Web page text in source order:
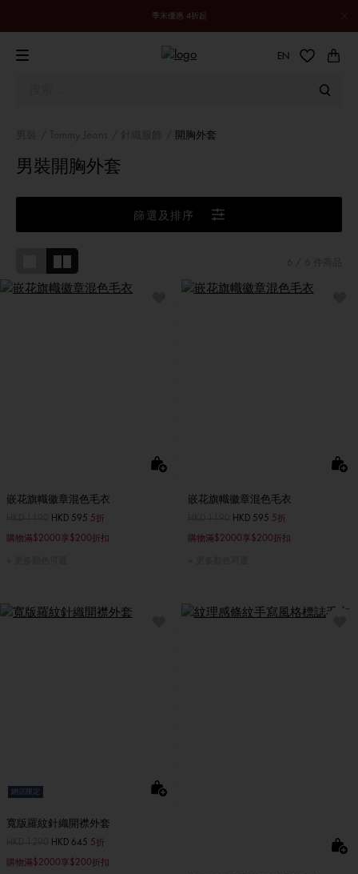
季末優惠 4折起
EN
開胸外套
男裝開胸外套
篩選及排序
嵌花旗幟徽章混色毛衣
至HKD 595 5折
購物滿$2000享$200折扣
嵌花旗幟徽章混色毛衣
至HKD 595 5折
購物滿$2000享$200折扣
網店限定
寬版羅紋針織開襟外套
至HKD 645 5折
購物滿$2000享$200折扣